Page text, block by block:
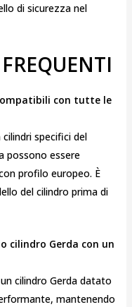
di sicurezza nel
con tutte le
specifici del
possono essere
profilo europeo. È
del cilindro prima di
cilindro Gerda con un
cilindro Gerda datato
mantenendo